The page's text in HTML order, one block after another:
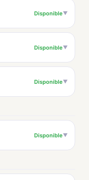
Disponible▼
Disponible▼
Disponible▼
Disponible▼